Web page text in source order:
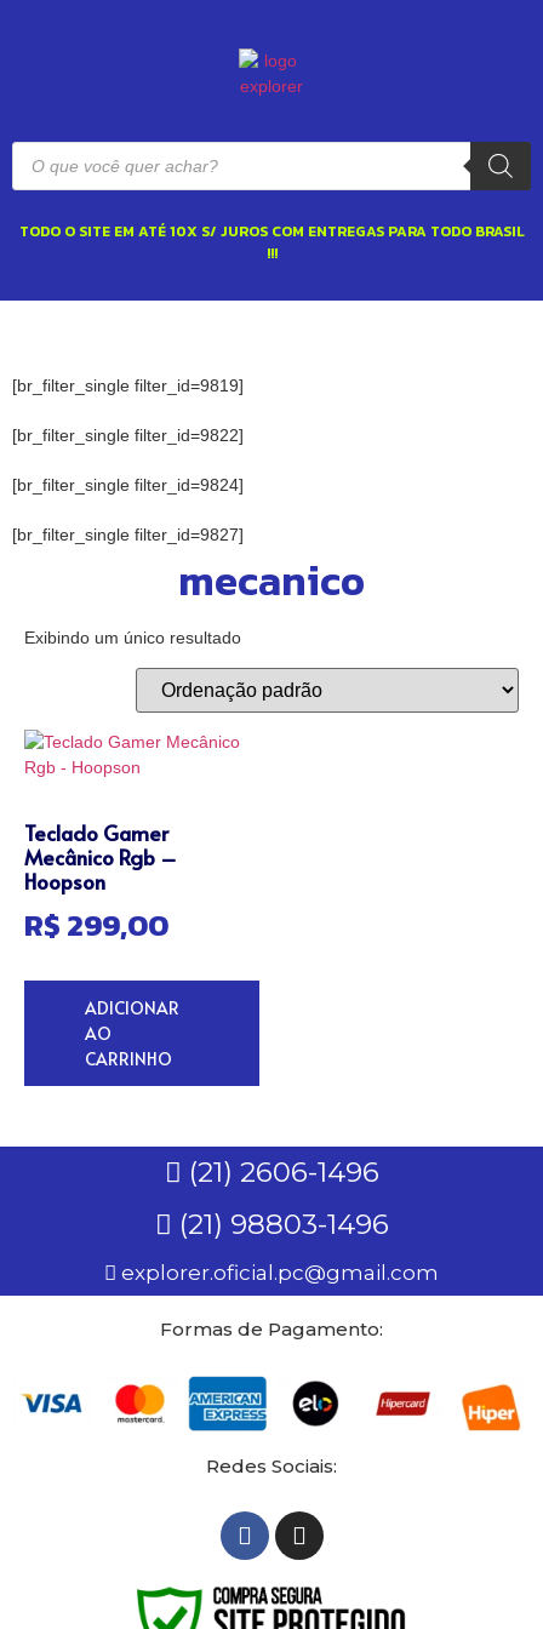
TODO O SITE EM ATÉ 10X S/ JUROS COM ENTREGAS PARA TODO BRASIL
!!!
[br_filter_single filter_id=9819]
[br_filter_single filter_id=9822]
[br_filter_single filter_id=9824]
[br_filter_single filter_id=9827]
mecanico
Exibindo um único resultado
Teclado Gamer
Mecânico Rgb –
Hoopson
R$299,00
ADICIONAR
AO
CARRINHO
(21) 2606-1496
(21) 98803-1496
explorer.oficial.pc@gmail.com
Formas de Pagamento:
Redes Sociais: